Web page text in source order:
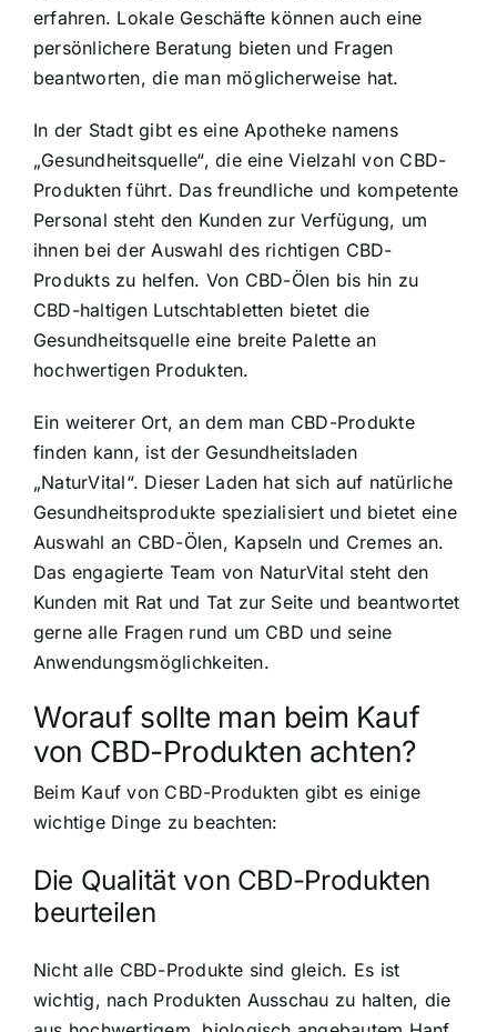
erfahren. Lokale Geschäfte können auch eine
persönlichere Beratung bieten und Fragen
beantworten, die man möglicherweise hat.
In der Stadt gibt es eine Apotheke namens
„Gesundheitsquelle“, die eine Vielzahl von CBD-
Produkten führt. Das freundliche und kompetente
Personal steht den Kunden zur Verfügung, um
ihnen bei der Auswahl des richtigen CBD-
Produkts zu helfen. Von CBD-Ölen bis hin zu
CBD-haltigen Lutschtabletten bietet die
Gesundheitsquelle eine breite Palette an
hochwertigen Produkten.
Ein weiterer Ort, an dem man CBD-Produkte
finden kann, ist der Gesundheitsladen
„NaturVital“. Dieser Laden hat sich auf natürliche
Gesundheitsprodukte spezialisiert und bietet eine
Auswahl an CBD-Ölen, Kapseln und Cremes an.
Das engagierte Team von NaturVital steht den
Kunden mit Rat und Tat zur Seite und beantwortet
gerne alle Fragen rund um CBD und seine
Anwendungsmöglichkeiten.
Worauf sollte man beim Kauf
von CBD-Produkten achten?
Beim Kauf von CBD-Produkten gibt es einige
wichtige Dinge zu beachten:
Die Qualität von CBD-Produkten
beurteilen
Nicht alle CBD-Produkte sind gleich. Es ist
wichtig, nach Produkten Ausschau zu halten, die